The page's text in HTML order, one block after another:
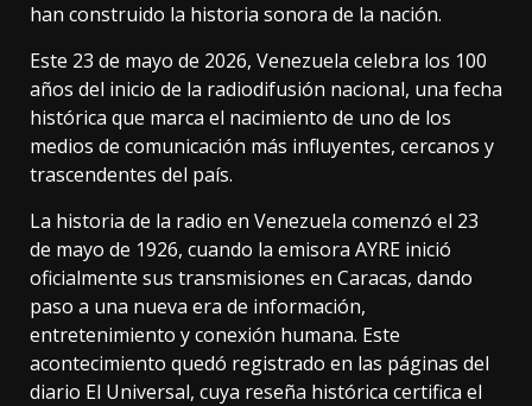
han construido la historia sonora de la nación.
Este 23 de mayo de 2026, Venezuela celebra los 100
años del inicio de la radiodifusión nacional, una fecha
histórica que marca el nacimiento de uno de los
medios de comunicación más influyentes, cercanos y
trascendentes del país.
La historia de la radio en Venezuela comenzó el 23
de mayo de 1926, cuando la emisora AYRE inició
oficialmente sus transmisiones en Caracas, dando
paso a una nueva era de información,
entretenimiento y conexión humana. Este
acontecimiento quedó registrado en las páginas del
diario El Universal, cuya reseña histórica certifica el